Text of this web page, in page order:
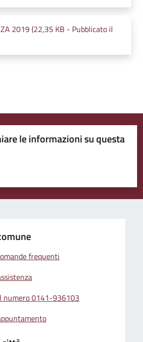
2019 (22,35 KB - Pubblicato il
le informazioni su questa
5 stelle su 5
stelle su 5
su 5
5
frequenti
numero 0141-936103